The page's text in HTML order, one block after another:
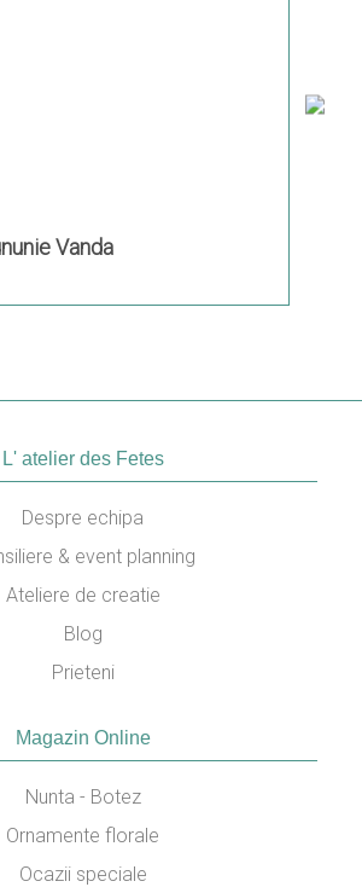
Vanda
L' atelier des Fetes
Despre echipa
& event planning
Ateliere de creatie
Blog
Prieteni
Magazin Online
Nunta - Botez
Ornamente florale
Ocazii speciale